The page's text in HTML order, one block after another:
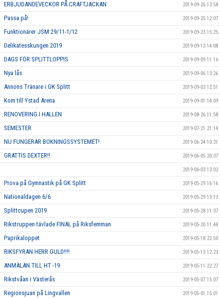
ERBJUDANDEVECKOR PÅ CRAFTJACKAN 2019-09-26 13:58
Passa på! 2019-09-25 12:07
Funktionärer JSM 29/11-1/12 2019-09-23 15:25
Delikatesskungen 2019 2019-09-13 14:08
DAGS FÖR SPLITTLOPPIS 2019-09-09 11:16
Nya lås 2019-09-06 13:26
Annons Tränare i GK Splitt 2019-09-03 12:51
Kom till Ystad Arena 2019-09-01 14:09
RENOVERING I HALLEN 2019-08-26 11:58
SEMESTER 2019-07-21 21:14
NU FUNGERAR BOKNINGSSYSTEMET! 2019-06-24 10:21
GRATTIS DEXTER!! 2019-06-05 20:37
2019-06-03 13:02
Prova på Gymnastik på GK Splitt 2019-05-29 16:16
Nationaldagen 6/6 2019-05-29 13:13
Splittcupen 2019 2019-05-28 11:37
Rikstruppen tävlade FINAL på Riksfemman 2019-05-20 11:44
Paprikaloppet 2019-05-18 22:50
RIKSFYRAN HERR GULD!!!! 2019-05-13 12:23
ANMÄLAN TILL HT -19 2019-05-11 22:27
Rikstvåan i Västerås 2019-05-07 15:07
Regionsjuan på Lingvallen 2019-05-01 15:01